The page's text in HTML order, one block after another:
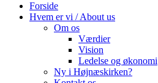
Forside
Hvem er vi / About us
Om os
Værdier
Vision
Ledelse og økonomi
Ny i Højnæskirken?